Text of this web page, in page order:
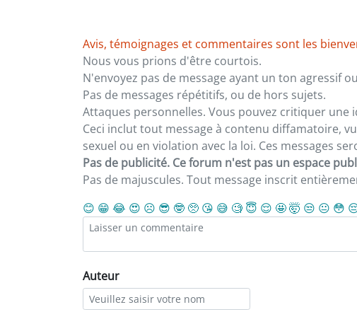
Avis, témoignages et commentaires sont les
Nous vous prions d'être courtois.
N'envoyez pas de message ayant un ton agressif
Pas de messages répétitifs, ou de hors sujets.
Attaques personnelles. Vous pouvez critiquer une
Ceci inclut tout message à contenu diffamatoire,
sexuel ou en violation avec la loi. Ces messages
Pas de publicité. Ce forum n'est pas un espace
Pas de majuscules. Tout message inscrit
😊 😁 😂 😍 ☹️ 😎 🤓 🥺 😘 😅 🧐 😇 😌 🤩🤯 😒 😐 😳
Auteur